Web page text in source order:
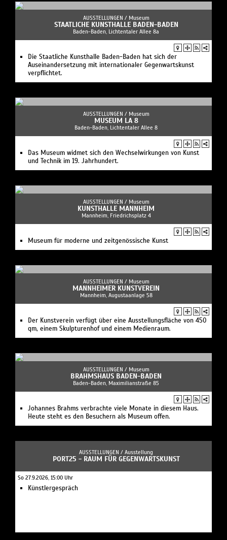
AUSSTELLUNGEN / Museum
STAATLICHE KUNSTHALLE BADEN-BADEN
Baden-Baden, Lichtentaler Allee 8a
Die Staatliche Kunsthalle Baden-Baden hat sich der
Auseinandersetzung mit internationaler Gegenwartskunst
verpflichtet.
AUSSTELLUNGEN / Museum
MUSEUM LA 8
Baden-Baden, Lichtentaler Allee 8
Das Museum widmet sich den Wechselwirkungen von Kunst
und Technik im 19. Jahrhundert.
AUSSTELLUNGEN / Museum
KUNSTHALLE MANNHEIM
Mannheim, Friedrichsplatz 4
Museum für moderne und zeitgenössische Kunst
AUSSTELLUNGEN / Museum
MANNHEIMER KUNSTVEREIN
Mannheim, Augustaanlage 58
Der Kunstverein verfügt über eine Ausstellungsfläche von 450
qm, einem Skulpturenhof und einem Medienraum.
AUSSTELLUNGEN / Museum
BRAHMSHAUS BADEN-BADEN
Baden-Baden, Maximilianstraße 85
Johannes Brahms verbrachte viele Monate in diesem Haus.
Heute steht es den Besuchern als Museum offen.
AUSSTELLUNGEN / Ausstellung
PORT25 - RAUM FÜR GEGENWARTSKUNST
So 27.9.2026, 15:00 Uhr
Künstlergespräch